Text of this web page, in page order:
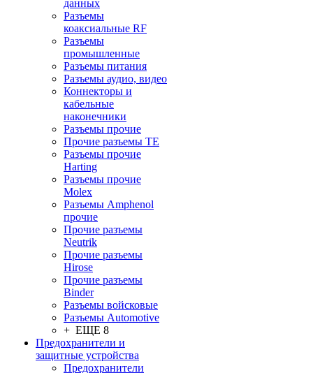
данных
Разъeмы
коаксиальные RF
Разъeмы
промышленные
Разъeмы питания
Разъeмы аудио, видео
Коннекторы и
кабельные
наконечники
Разъeмы прочие
Прочие разъемы TE
Разъемы прочие
Harting
Разъемы прочие
Molex
Разъемы Amphenol
прочие
Прочие разъемы
Neutrik
Прочие разъемы
Hirose
Прочие разъемы
Binder
Разъемы войсковые
Разъeмы Automotive
+ ЕЩЕ 8
Предохранители и
защитные устройства
Предохранители